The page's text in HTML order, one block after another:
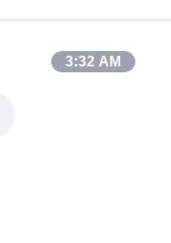
3:32 AM